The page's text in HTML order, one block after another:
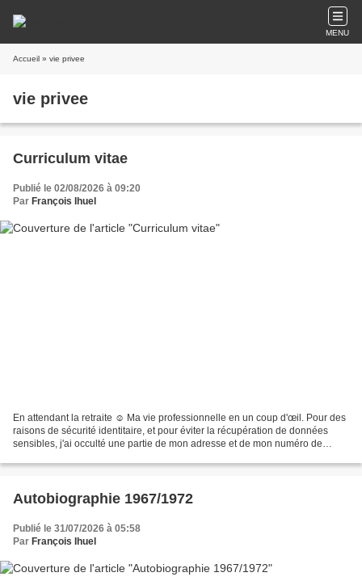
MENU
Accueil » vie privee
vie privee
Curriculum vitae
Publié le 02/08/2026 à 09:20
Par François Ihuel
En attendant la retraite ☺️ Ma vie professionnelle en un coup d'œil. Pour des
raisons de sécurité identitaire, et pour éviter la récupération de données
sensibles, j'ai occulté une partie de mon adresse et de mon numéro de
Autobiographie 1967/1972
Publié le 31/07/2026 à 05:58
Par François Ihuel